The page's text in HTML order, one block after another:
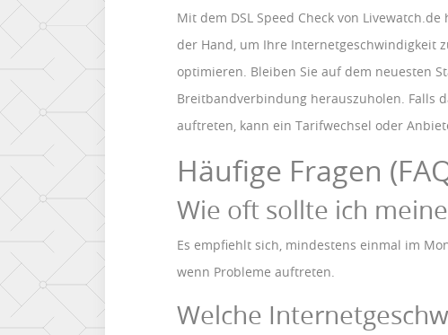
Mit dem DSL Speed Check von
der Hand, um Ihre Internetgeschwindigkeit
optimieren. Bleiben Sie auf dem neuesten
Breitbandverbindung herauszuholen. Falls
auftreten, kann ein Tarifwechsel oder
Häufige Fragen
Wie oft sollte ich
Es empfiehlt sich, mindestens einmal im
wenn Probleme auftreten.
Welche